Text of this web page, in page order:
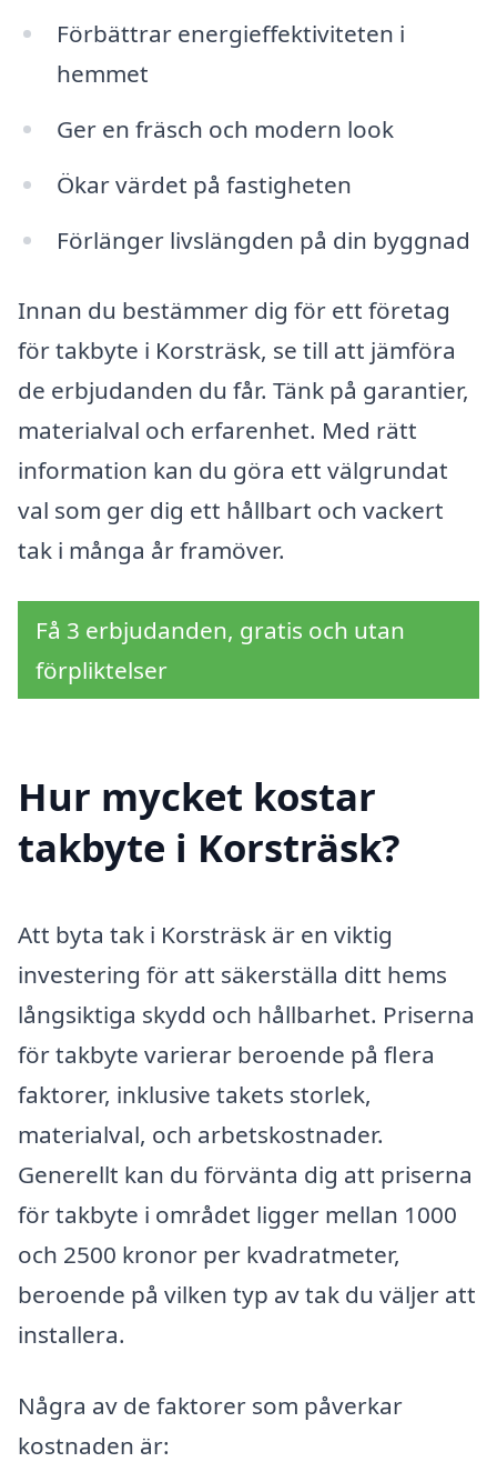
Förbättrar energieffektiviteten i
hemmet
Ger en fräsch och modern look
Ökar värdet på fastigheten
Förlänger livslängden på din byggnad
Innan du bestämmer dig för ett företag
för takbyte i Korsträsk, se till att jämföra
de erbjudanden du får. Tänk på garantier,
materialval och erfarenhet. Med rätt
information kan du göra ett välgrundat
val som ger dig ett hållbart och vackert
tak i många år framöver.
Få 3 erbjudanden, gratis och utan
förpliktelser
Hur mycket kostar
takbyte i Korsträsk?
Att byta tak i Korsträsk är en viktig
investering för att säkerställa ditt hems
långsiktiga skydd och hållbarhet. Priserna
för takbyte varierar beroende på flera
faktorer, inklusive takets storlek,
materialval, och arbetskostnader.
Generellt kan du förvänta dig att priserna
för takbyte i området ligger mellan 1000
och 2500 kronor per kvadratmeter,
beroende på vilken typ av tak du väljer att
installera.
Några av de faktorer som påverkar
kostnaden är: